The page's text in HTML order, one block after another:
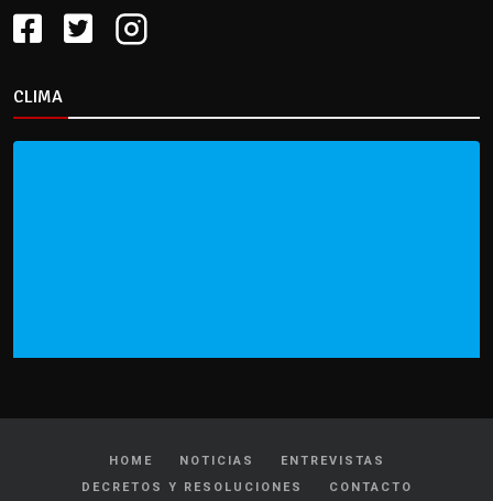
CLIMA
HOME NOTICIAS
ENTREVISTAS
DECRETOS Y RESOLUCIONES
CONTACTO